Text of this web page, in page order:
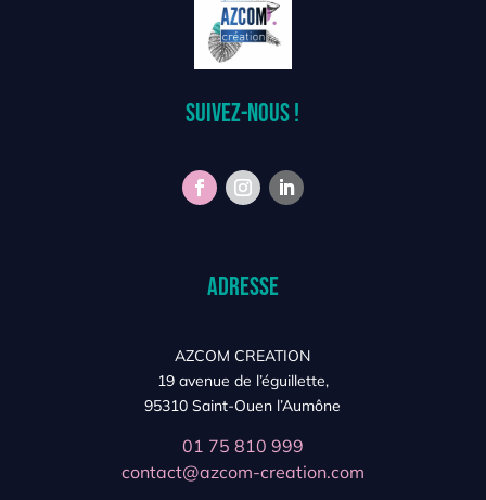
Suivez-nous !
Adresse
AZCOM CREATION
19 avenue de l’éguillette,
95310 Saint-Ouen l’Aumône
01 75 810 999
contact@azcom-creation.com